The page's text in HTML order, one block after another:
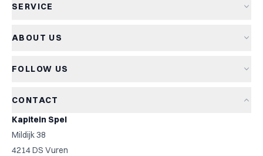
New arrivals
Kids games
Top 10
SERVICE
Returns
ABOUT US
The Captain's Game
Game rules
Contact
FOLLOW US
CONTACT
Kapitein Spel
Mildijk 38
4214 DS Vuren